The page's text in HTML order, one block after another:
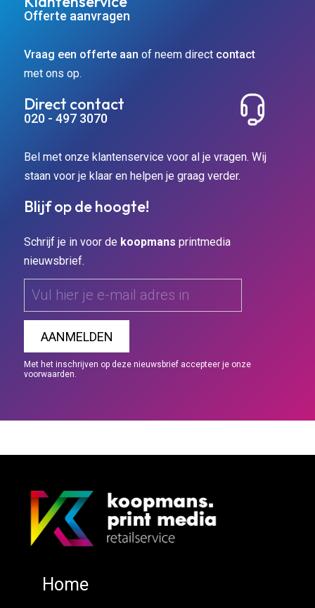
Offerte aanvragen
Vraag een offerte aan of neem direct contact
met ons op.
Direct contact
020 - 497 3070
Bel met onze klantenservice voor al je vragen. Wij
staan voor je klaar en helpen je graag verder.
Blijf op de hoogte!
Schrijf je in voor de koopmans printmedia
nieuwsbrief.
Met het inschrijven op deze nieuwsbrief accepteer je onze
voorwaarden.
Home